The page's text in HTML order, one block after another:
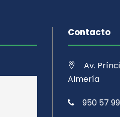
Contacto
Av.
Almería
950 57